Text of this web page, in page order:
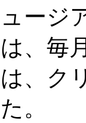
ュージ
は、毎
は、ク
た。